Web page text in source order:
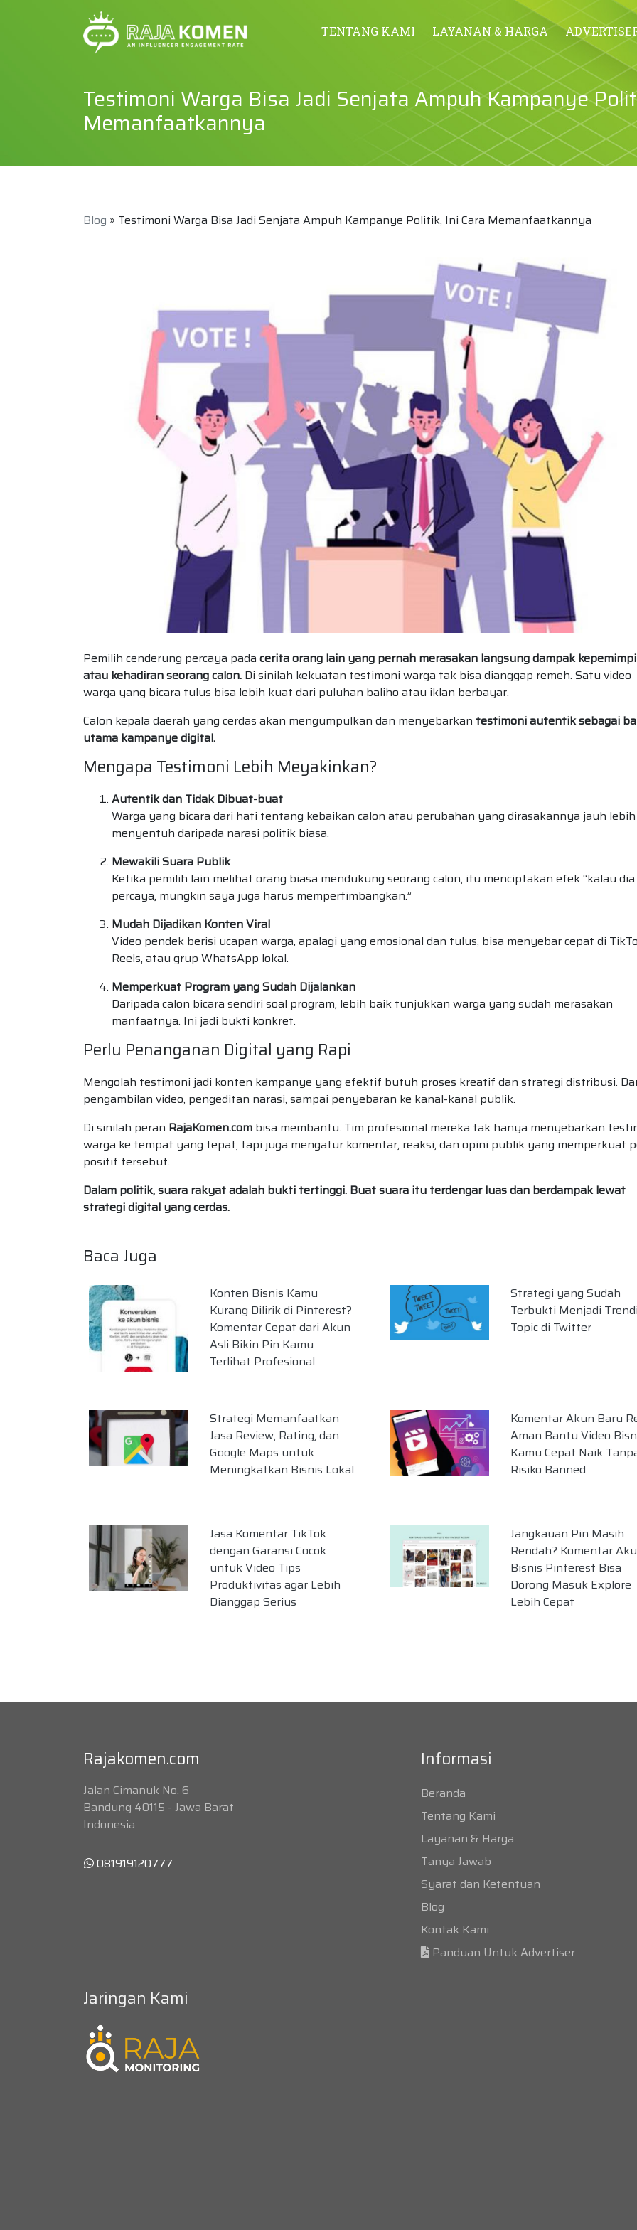
TENTANG KAMI LAYANAN & HARGA
Testimoni Warga Bisa Jadi Senjata Ampuh Kampanye
Memanfaatkannya
Blog » Testimoni Warga Bisa Jadi Senjata Ampuh Kampanye Politik, Ini Cara Memanfaatkannya
Pemilih cenderung percaya pada cerita orang lain yang pernah merasakan langsung dampak
atau kehadiran seorang calon. Di sinilah kekuatan testimoni warga tak bisa dianggap remeh. Satu video
warga yang bicara tulus bisa lebih kuat dari puluhan baliho atau iklan berbayar.
Calon kepala daerah yang cerdas akan mengumpulkan dan menyebarkan testimoni autentik sebagai
utama kampanye digital.
Mengapa Testimoni Lebih Meyakinkan?
Autentik dan Tidak Dibuat-buat
Warga yang bicara dari hati tentang kebaikan calon atau perubahan yang dirasakannya jauh lebih
menyentuh daripada narasi politik biasa.
Mewakili Suara Publik
Ketika pemilih lain melihat orang biasa mendukung seorang calon, itu menciptakan efek “kalau dia
percaya, mungkin saya juga harus mempertimbangkan.”
Mudah Dijadikan Konten Viral
Video pendek berisi ucapan warga, apalagi yang emosional dan tulus, bisa menyebar cepat di
Reels, atau grup WhatsApp lokal.
Memperkuat Program yang Sudah Dijalankan
Daripada calon bicara sendiri soal program, lebih baik tunjukkan warga yang sudah merasakan
manfaatnya. Ini jadi bukti konkret.
Perlu Penanganan Digital yang Rapi
Mengolah testimoni jadi konten kampanye yang efektif butuh proses kreatif dan strategi distribusi.
pengambilan video, pengeditan narasi, sampai penyebaran ke kanal-kanal publik.
Di sinilah peran RajaKomen.com bisa membantu. Tim profesional mereka tak hanya menyebarkan
warga ke tempat yang tepat, tapi juga mengatur komentar, reaksi, dan opini publik yang memperkuat
positif tersebut.
Dalam politik, suara rakyat adalah bukti tertinggi. Buat suara itu terdengar luas dan berdampak lewat
strategi digital yang cerdas.
Baca Juga
Konten Bisnis Kamu
Kurang Dilirik di Pinterest?
Komentar Cepat dari Akun
Asli Bikin Pin Kamu
Terlihat Profesional
Strategi yang Sudah
Terbukti Menjadi
Topic di Twitter
Strategi Memanfaatkan
Jasa Review, Rating, dan
Google Maps untuk
Meningkatkan Bisnis Lokal
Komentar Akun Baru
Aman Bantu Video
Kamu Cepat Naik
Risiko Banned
Jasa Komentar TikTok
dengan Garansi Cocok
untuk Video Tips
Produktivitas agar Lebih
Dianggap Serius
Jangkauan Pin Masih
Rendah? Komentar
Bisnis Pinterest Bisa
Dorong Masuk Explore
Lebih Cepat
Rajakomen.com
Jalan Cimanuk No. 6
Bandung 40115 - Jawa Barat
Indonesia
081919120777
Informasi
Beranda
Tentang Kami
Layanan & Harga
Tanya Jawab
Syarat dan Ketentuan
Blog
Kontak Kami
Panduan Untuk Advertiser
Jaringan Kami